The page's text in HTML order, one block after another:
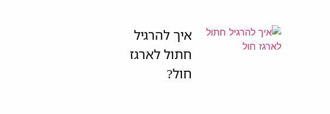
איך להרגיל
חתול לארגז
חול?